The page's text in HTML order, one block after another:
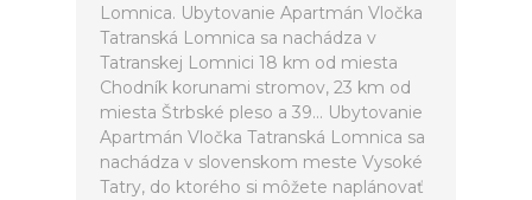
Lomnica. Ubytovanie Apartmán Vločka
Tatranská Lomnica sa nachádza v
Tatranskej Lomnici 18 km od miesta
Chodník korunami stromov, 23 km od
miesta Štrbské pleso a 39... Ubytovanie
Apartmán Vločka Tatranská Lomnica sa
nachádza v slovenskom meste Vysoké
Tatry, do ktorého si môžete naplánovať